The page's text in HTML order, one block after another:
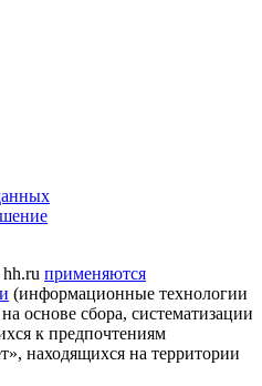
применяются
(информационные технологии
основе сбора, систематизации
к предпочтениям
находящихся на территории